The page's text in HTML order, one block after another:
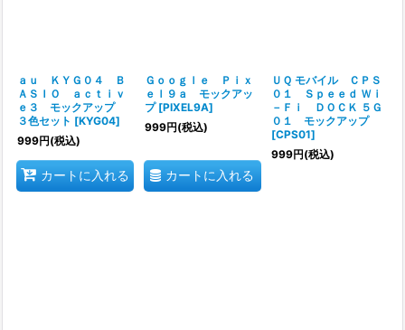
ａｕ ＫＹＧ０４ Ｂ
ＡＳＩＯ ａｃｔｉｖ
ｅ３ モックアップ
３色セット [KYG04]
999円(税込)
カートに入れる
Ｇｏｏｇｌｅ Ｐｉｘ
ｅｌ９ａ モックアッ
プ [PIXEL9A]
999円(税込)
カートに入れる
ＵＱ モバイル ＣＰＳ
０１ Ｓｐｅｅｄ Ｗｉ
－Ｆｉ ＤＯＣＫ ５Ｇ
０１ モックアップ
[CPS01]
999円(税込)